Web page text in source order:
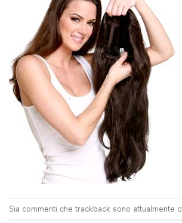
Sia commenti che trackback sono attualmente